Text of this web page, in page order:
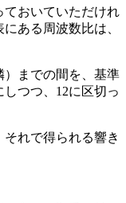
ておいていただけれ
ある周波数比は、
）までの間を、基準
つつ、 12に区切っ
れで得られる響き